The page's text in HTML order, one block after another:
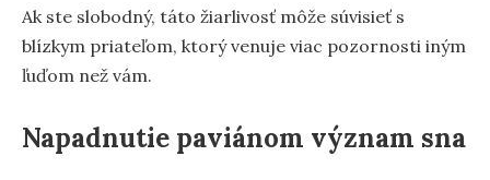
Ak ste slobodný, táto žiarlivosť môže súvisieť s
blízkym priateľom, ktorý venuje viac pozornosti iným
ľuďom než vám.
Napadnutie paviánom význam sna